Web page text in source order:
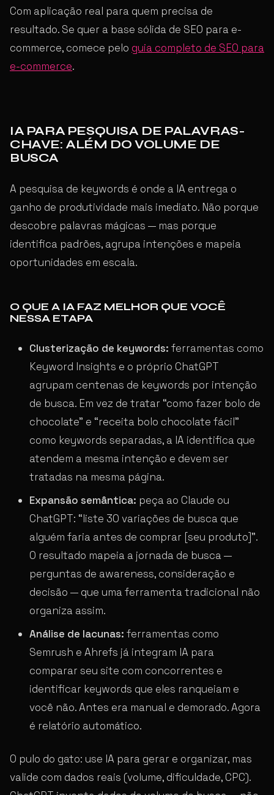
Com aplicação real para quem precisa de
resultado. Se quer a base sólida de SEO para e-
commerce, comece pelo guia completo de SEO para
e-commerce.
IA PARA PESQUISA DE PALAVRAS-
CHAVE: ALÉM DO VOLUME DE
BUSCA
A pesquisa de keywords é onde a IA entrega o
ganho de produtividade mais imediato. Não porque
descobre palavras mágicas — mas porque
identifica padrões, agrupa intenções e mapeia
oportunidades em escala.
O QUE A IA FAZ MELHOR QUE VOCÊ
NESSA ETAPA
Clusterização de keywords: ferramentas como
Keyword Insights e o próprio ChatGPT
agrupam centenas de keywords por intenção
de busca. Em vez de tratar “como fazer bolo de
chocolate” e “receita bolo chocolate fácil”
como keywords separadas, a IA identifica que
atendem a mesma intenção e devem ser
tratadas na mesma página.
Expansão semântica: peça ao Claude ou
ChatGPT: “liste 30 variações de busca que
alguém faria antes de comprar [seu produto]”.
O resultado mapeia a jornada de busca —
perguntas de awareness, consideração e
decisão — que uma ferramenta tradicional não
organiza assim.
Análise de lacunas: ferramentas como
Semrush e Ahrefs já integram IA para
comparar seu site com concorrentes e
identificar keywords que eles ranqueiam e
você não. Antes era manual e demorado. Agora
é relatório automático.
O pulo do gato: use IA para gerar e organizar, mas
valide com dados reais (volume, dificuldade, CPC).